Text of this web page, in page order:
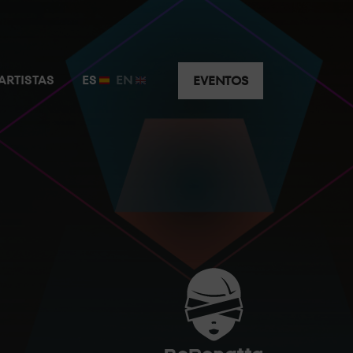
ES EN EVENTOS
y privado a escasos metros de la cabina.
y visibilidad e intimidad privilegiadas.
disfruta del mejor sonido y la mejor atención.